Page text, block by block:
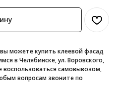
можете купить клеевой фасад
в Челябинске, ул. Воровского,
самовывозом,
вопросам звоните по